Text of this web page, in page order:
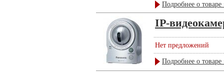
Подробнее о товаре
IP-
Нет предложений
Подробнее о товаре